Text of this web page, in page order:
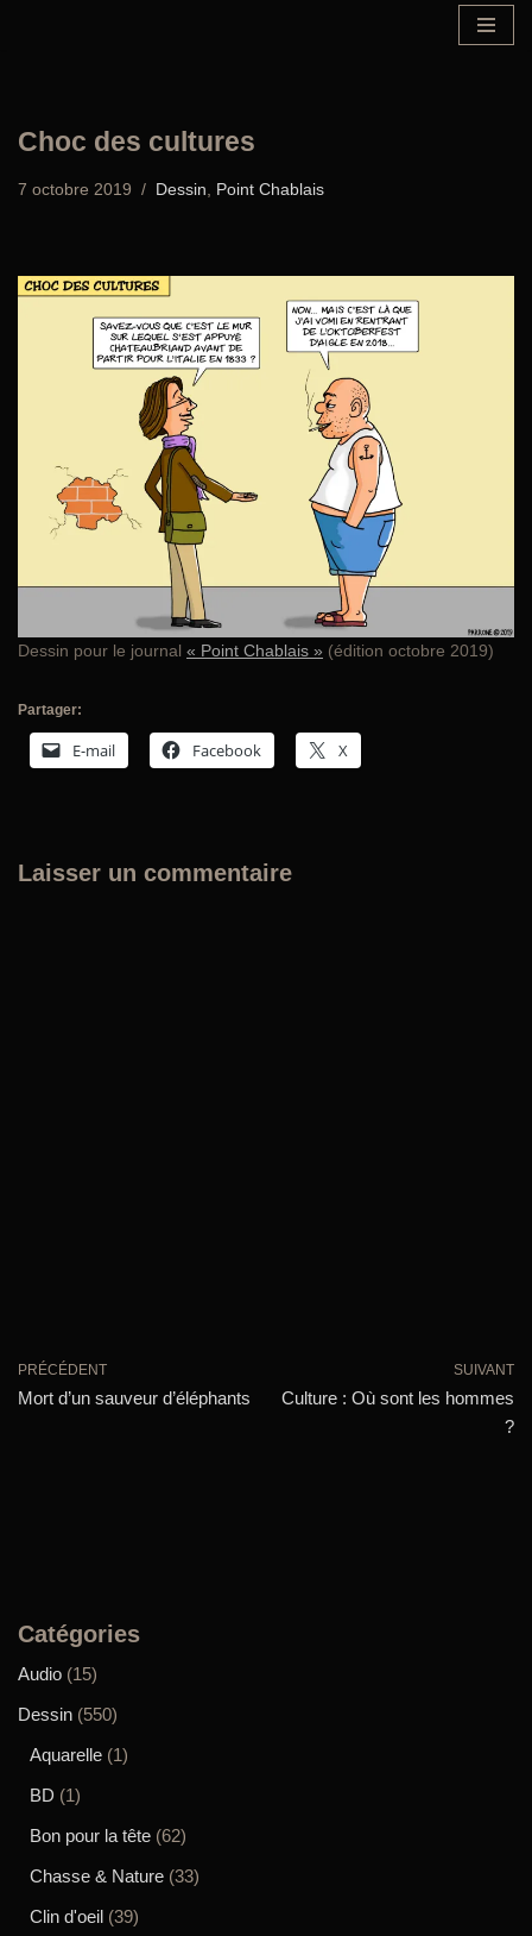
Choc des cultures
7 octobre 2019 Dessin, Point Chablais
Dessin pour le journal « Point Chablais » (édition octobre 2019)
Partager:
E-mail Facebook X
Laisser un commentaire
PRÉCÉDENT
Mort d’un sauveur d’éléphants
SUIVANT
Culture : Où sont les hommes
?
Catégories
Audio (15)
Dessin (550)
Aquarelle (1)
BD (1)
Bon pour la tête (62)
Chasse & Nature (33)
Clin d'oeil (39)